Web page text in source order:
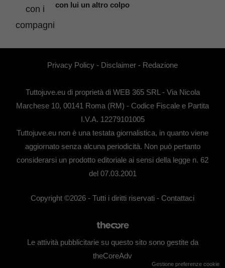
con lui un altro colpo
Privacy Policy - Disclaimer - Redazione
Tuttojuve.eu di proprietà di WEB 365 SRL - Via Nicola
Marchese 10, 00141 Roma (RM) - Codice Fiscale e Partita
I.V.A. 12279101005
Tuttojuve.eu non è una testata giornalistica, in quanto viene
aggiornato senza alcuna periodicità. Non può pertanto
considerarsi un prodotto editoriale ai sensi della legge n. 62
del 07.03.2001
Copyright ©2026 - Tutti i diritti riservati - Contattaci
Le attività pubblicitarie su questo sito sono gestite da
theCoreAdv
Gestione preferenze cookie